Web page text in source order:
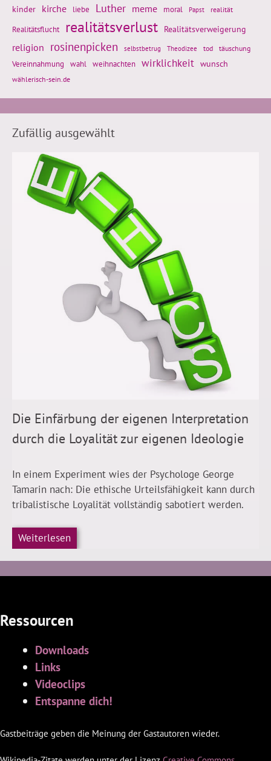
kinder kirche liebe Luther meme moral Papst realität
Realitätsflucht realitätsverlust Realitätsverweigerung
religion rosinenpicken selbstbetrug Theodizee tod täuschung
Vereinnahmung wahl weihnachten wirklichkeit wunsch
wählerisch-sein.de
Zufällig ausgewählt
Die Einfärbung der eigenen Interpretation
durch die Loyalität zur eigenen Ideologie
In einem Experiment wies der Psychologe George
Tamarin nach: Die ethische Urteilsfähigkeit kann durch
tribalistische Loyalität vollständig sabotiert werden.
Weiterlesen
Ressourcen
Downloads
Links
Videoclips
Entspanne dich!
Gastbeiträge geben die Meinung der Gastautoren wieder.